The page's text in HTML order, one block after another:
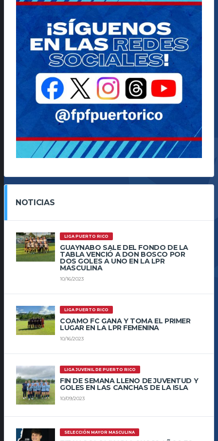
NOTICIAS
LIGA PUERTO RICO
GUAYNABO SALE DEL FONDO DE LA
TABLA VENCIÓ A DON BOSCO POR
DOS GOLES A UNO EN LA LPR
MASCULINA
10/16/2023
LIGA PUERTO RICO
COAMO FC GANA Y TOMA EL PRIMER
LUGAR EN LA LPR FEMENINA
10/16/2023
LIGA JUVENIL DE PUERTO RICO
FIN DE SEMANA LLENO DE JUVENTUD Y
GOLES EN LAS CANCHAS DE LA ISLA
10/09/2023
SELECCIÓN MAYOR MASCULINA